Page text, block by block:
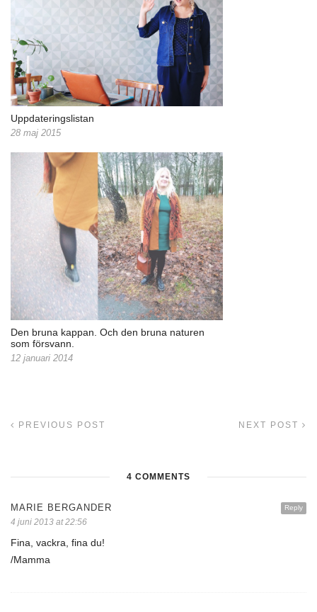
Uppdateringslistan
28 maj 2015
Den bruna kappan. Och den bruna naturen
som försvann.
12 januari 2014
PREVIOUS POST NEXT POST
4 COMMENTS
Reply
MARIE BERGANDER
4 juni 2013 at 22:56
Fina, vackra, fina du!
/Mamma